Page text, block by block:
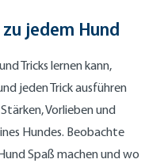
jedem Hund
Tricks lernen kann,
jeden Trick ausführen
Vorlieben und
Hundes. Beobachte
Spaß machen und wo